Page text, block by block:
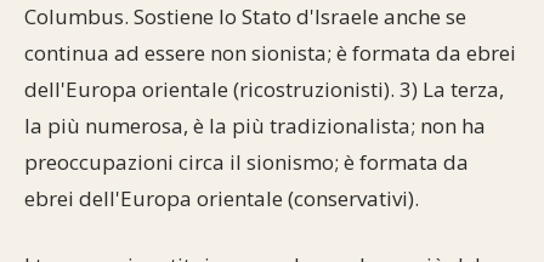
Columbus. Sostiene lo Stato d'Israele anche se
continua ad essere non sionista; è formata da ebrei
dell'Europa orientale (ricostruzionisti). 3) La terza,
la più numerosa, è la più tradizionalista; non ha
preoccupazioni circa il sionismo; è formata da
ebrei dell'Europa orientale (conservativi).